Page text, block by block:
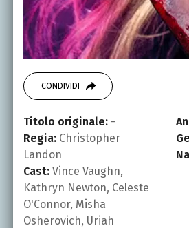
CONDIVIDI
Titolo originale: -
Regia: Christopher
Landon
Cast: Vince Vaughn,
Kathryn Newton, Celeste
O'Connor, Misha
Osherovich, Uriah